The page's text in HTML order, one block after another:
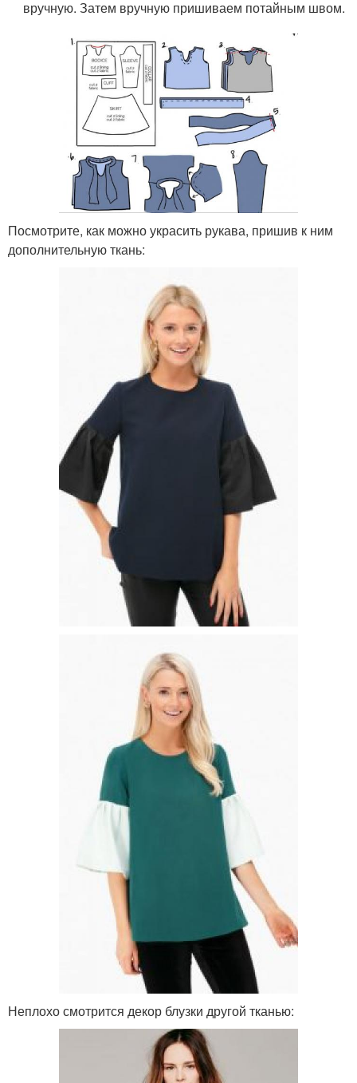
вручную. Затем вручную пришиваем потайным швом.
Посмотрите, как можно украсить рукава, пришив к ним
дополнительную ткань:
Неплохо смотрится декор блузки другой тканью: